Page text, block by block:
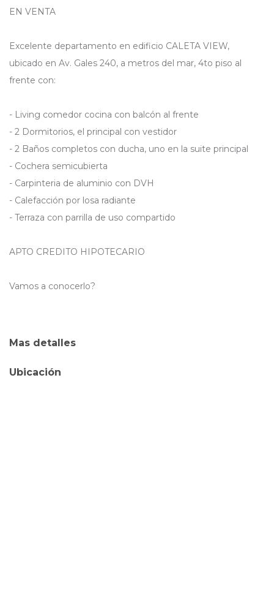
EN VENTA
Excelente departamento en edificio CALETA VIEW,
ubicado en Av. Gales 240, a metros del mar, 4to piso al
frente con:
- Living comedor cocina con balcón al frente
- 2 Dormitorios, el principal con vestidor
- 2 Baños completos con ducha, uno en la suite principal
- Cochera semicubierta
- Carpinteria de aluminio con DVH
- Calefacción por losa radiante
- Terraza con parrilla de uso compartido
APTO CREDITO HIPOTECARIO
Vamos a conocerlo?
Mas detalles
Ubicación